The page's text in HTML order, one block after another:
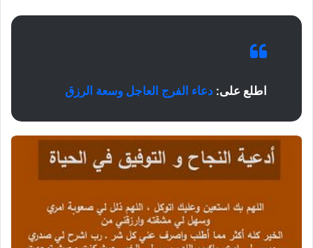
اطلع على: دعاء الفرج العاجل وسعة الرزق